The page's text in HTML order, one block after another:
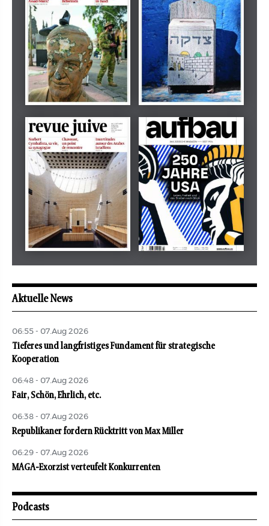
Dezember 2024
tachles
März 2026
Beilage
revue juive aufbau
Aktuelle News
06:55 - 07.Aug 2026
Tieferes und langfristiges Fundament für strategische
Kooperation
06:48 - 07.Aug 2026
Fair, Schön, Ehrlich, etc.
06:38 - 07.Aug 2026
Republikaner fordern Rücktritt von Max Miller
06:29 - 07.Aug 2026
MAGA-Exorzist verteufelt Konkurrenten
Podcasts